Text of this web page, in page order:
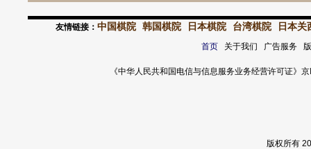
友情链接： 中国棋院 韩国棋院 日本棋院 台湾棋院 日本关
首页关于我们 广告服务
《中华人民共和国电信与信息服务业务经营许可证
版权所有